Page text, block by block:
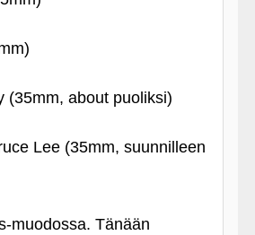
(35mm, about puoliksi)
Lee (35mm, suunnilleen
muodossa. Tänään